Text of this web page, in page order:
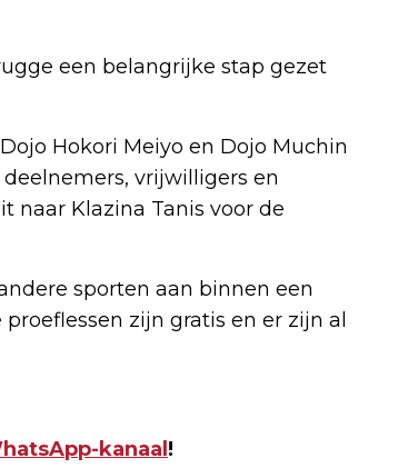
een belangrijke stap gezet
Hokori Meiyo en Dojo Muchin
vrijwilligers en
naar Klazina Tanis voor de
sporten aan binnen een
zijn gratis en er zijn al
kanaal !